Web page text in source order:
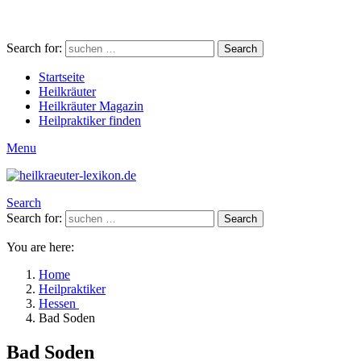
Search for: Search
Startseite
Heilkräuter
Heilkräuter Magazin
Heilpraktiker finden
Menu
Search
Search for:
Search
You are here:
Home
Heilpraktiker
Hessen
Bad Soden
Bad Soden